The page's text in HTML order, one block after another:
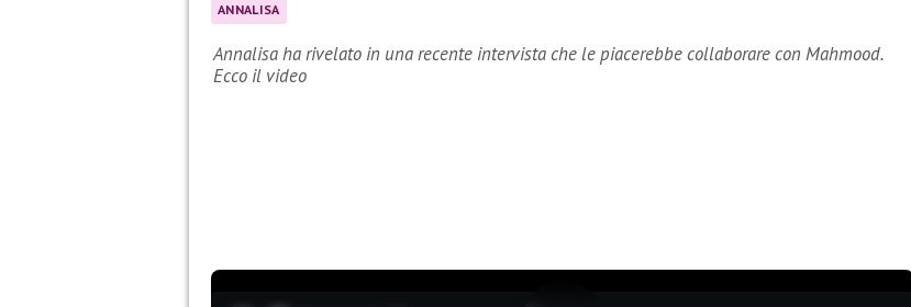
ANNALISA
Annalisa ha rivelato in una recente intervista che le piacerebbe collaborare con Mahmood.
Ecco il video